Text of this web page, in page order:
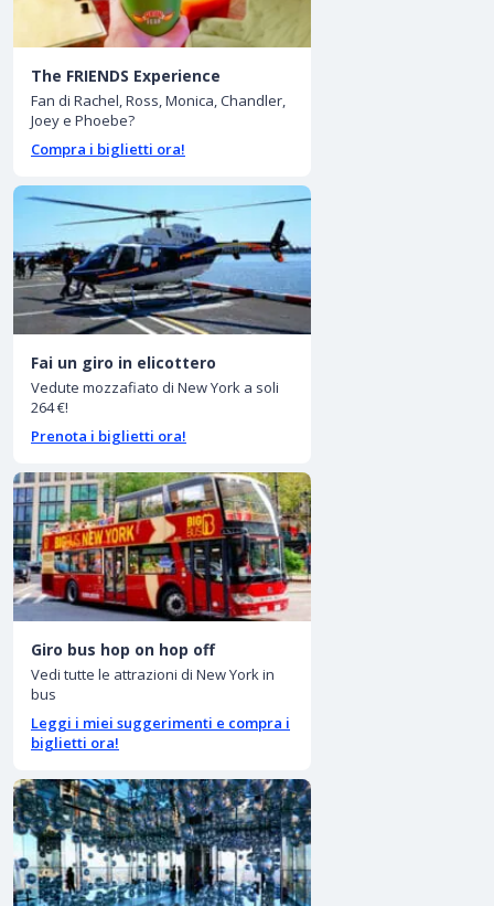
The FRIENDS Experience
Fan di Rachel, Ross, Monica, Chandler,
Joey e Phoebe?
Compra i biglietti ora!
Fai un giro in elicottero
Vedute mozzafiato di New York a soli
264 €!
Prenota i biglietti ora!
Giro bus hop on hop off
Vedi tutte le attrazioni di New York in
bus
Leggi i miei suggerimenti e compra i
biglietti ora!